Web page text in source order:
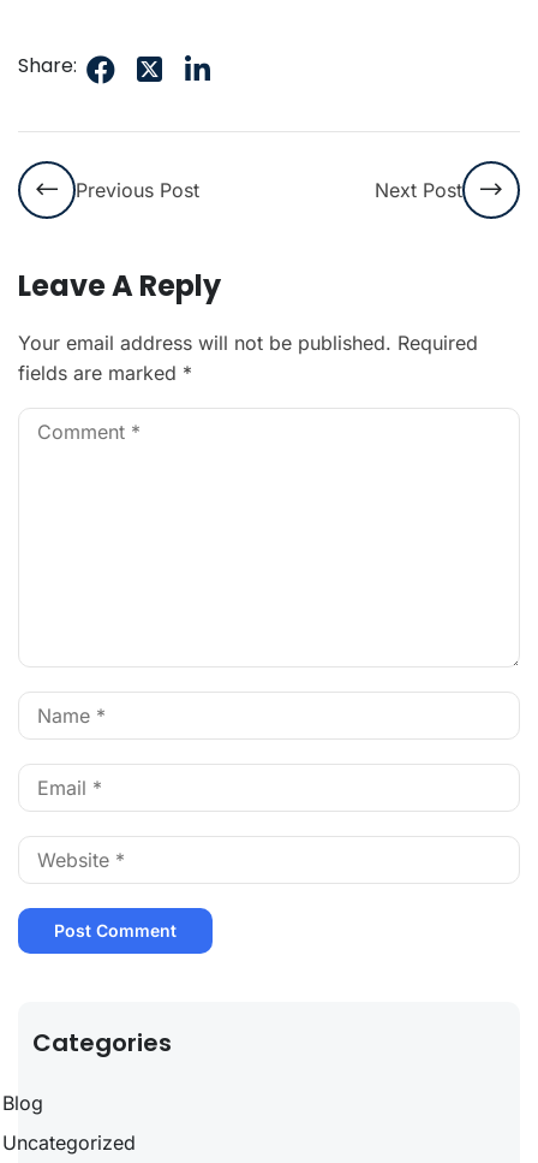
Share:
Previous Post Next Post
Leave A Reply
Your email address will not be published. Required
fields are marked *
Categories
Blog
Uncategorized